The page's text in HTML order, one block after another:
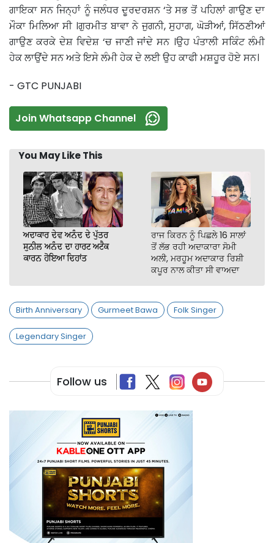
ਗਾਇਕਾ ਸਨ ਜਿਨ੍ਹਾਂ ਨੂੰ ਜਲੰਧਰ ਦੂਰਦਰਸ਼ਨ ‘ਤੇ ਸਭ ਤੋਂ ਪਹਿਲਾਂ ਗਾਉਣ ਦਾ
ਮੌਕਾ ਮਿਲਿਆ ਸੀ ।ਗੁਰਮੀਤ ਬਾਵਾ ਨੇ ਜੁਗਨੀ, ਸੁਹਾਗ, ਘੋੜੀਆਂ, ਸਿੱਠਣੀਆਂ
ਗਾਉਣ ਕਰਕੇ ਦੇਸ਼ ਵਿਦੇਸ਼ ‘ਚ ਜਾਣੀ ਜਾਂਦੇ ਸਨ ।ਉਹ ਪੰਤਾਲੀ ਸਕਿੰਟ ਲੰਮੀ
ਹੇਕ ਲਾਉਂਦੇ ਸਨ ਅਤੇ ਇਸੇ ਲੰਮੀ ਹੇਕ ਦੇ ਲਈ ਉਹ ਕਾਫੀ ਮਸ਼ਹੂਰ ਹੋਏ ਸਨ।
- GTC PUNJABI
Join Whatsapp Channel
You May Like This
ਅਦਾਕਾਰ ਦੇਵ ਅਨੰਦ ਦੇ ਪੁੱਤਰ
ਸੁਨੀਲ ਅਨੰਦ ਦਾ ਹਾਰਟ ਅਟੈਕ
ਕਾਰਨ ਹੋਇਆ ਦਿਹਾਂਤ
ਰਾਜ ਕਿਰਨ ਨੂੰ ਪਿਛਲੇ 16 ਸਾਲਾਂ
ਤੋਂ ਲੱਭ ਰਹੀ ਅਦਾਕਾਰਾ ਸੋਮੀ
ਅਲੀ, ਮਰਹੂਮ ਅਦਾਕਾਰ ਰਿਸ਼ੀ
ਕਪੂਰ ਨਾਲ ਕੀਤਾ ਸੀ ਵਾਅਦਾ
Birth Anniversary Gurmeet Bawa Folk Singer
Legendary Singer
Follow us